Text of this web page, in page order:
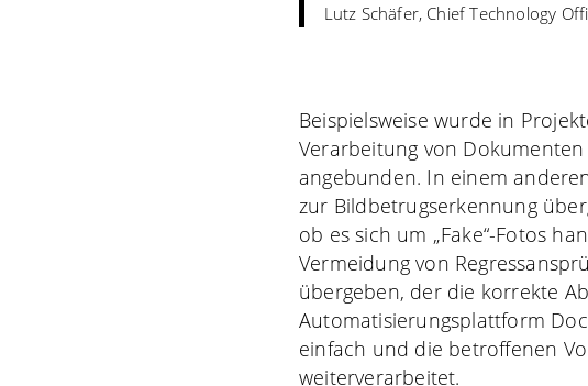
Lutz Schäfer, Chief Technology
Beispielsweise wurde in
Verarbeitung von
angebunden. In einem
zur Bildbetrugserkennung
ob es sich um „Fake“-Fotos
Vermeidung von
übergeben, der die korrekte
Automatisierungsplattform
einfach und die betroffenen
weiterverarbeitet.